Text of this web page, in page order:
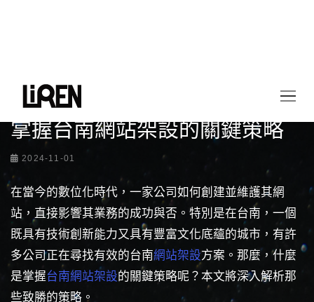
最新情報
掌握台南網站架設的關鍵策略
2024-11-01
在當今的數位化時代，一家公司如何創建並維護其網
站，直接影響其業務的成功與否。特別是在台南，一個
既具有技術創新能力又具有豐富文化底蘊的城市，有許
多公司正在尋找有效的台南網站架設方案。那麼，什麼
是掌握台南網站架設的關鍵策略呢？本文將深入解析那
些致勝的策略。